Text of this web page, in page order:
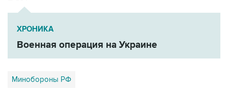
ХРОНИКА
Военная операция на Украине
Минобороны РФ